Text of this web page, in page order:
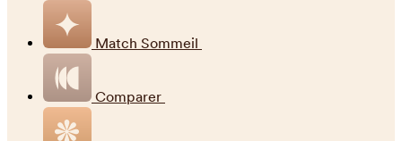
Match Sommeil
Comparer